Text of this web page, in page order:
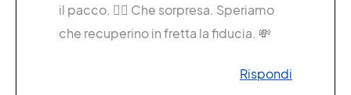
il pacco. 🤦‍♀️ Che sorpresa. Speriamo
che recuperino in fretta la fiducia. 💸
Rispondi